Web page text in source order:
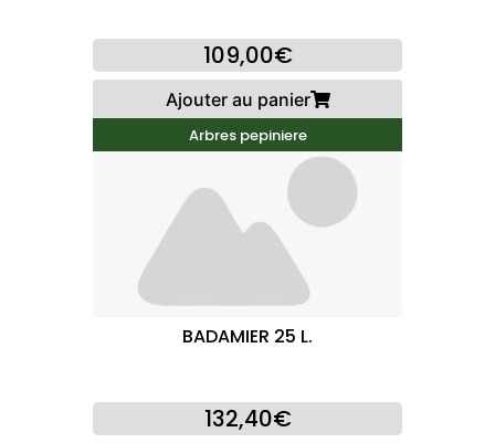
109,00€
Ajouter au panier
Arbres pepiniere
BADAMIER 25 L.
132,40€